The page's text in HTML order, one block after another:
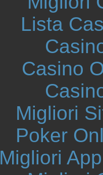
Lista
Casino
Migliori
Poker
Migliori